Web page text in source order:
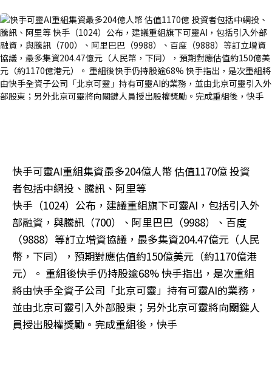
快手可靈AI重組集資最多204億人幣 估值1170億 投資
者包括中網投、騰訊、阿里等
快手（1024）公布，建議重組旗下可靈AI，包括引入外
部融資，與騰訊（700）、阿里巴巴（9988）、百度
（9888）等訂立增資協議，最多集資204.47億元（人民
幣，下同），預期對應估值約150億美元（約1170億港
元）。 重組後快手仍持股逾68% 快手指出，是次重組
將由快手全資子公司「北京可靈」持有可靈AI的業務，
並由北京可靈引入外部股東；另外北京可靈將向關鍵人
員授出股權獎勵。完成重組後，快手